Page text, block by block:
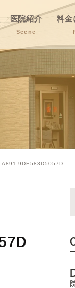
医院紹介
Scene
料金
9DE583D5057D